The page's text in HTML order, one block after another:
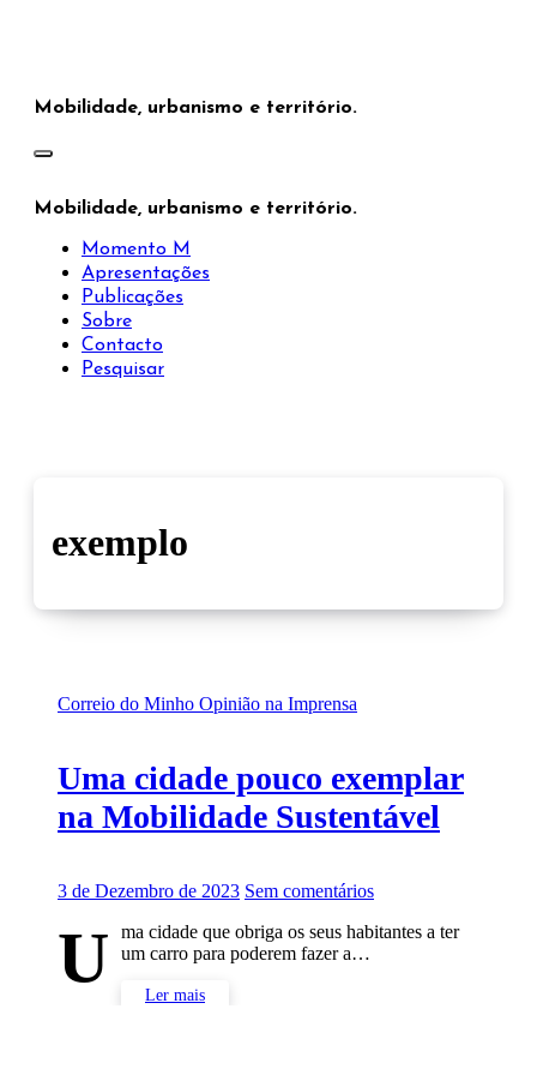
Mobilidade, urbanismo e território.
Mobilidade, urbanismo e território.
Momento M
Apresentações
Publicações
Sobre
Contacto
Pesquisar
exemplo
Correio do Minho Opinião na Imprensa
Uma cidade pouco exemplar
na Mobilidade Sustentável
3 de Dezembro de 2023 Sem comentários
U
ma cidade que obriga os seus habitantes a ter
um carro para poderem fazer a…
Ler mais